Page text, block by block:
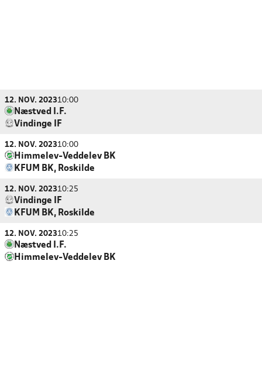
12. NOV. 202310:00
Næstved I.F.
Vindinge IF
12. NOV. 202310:00
Himmelev-Veddelev BK
KFUM BK, Roskilde
12. NOV. 202310:25
Vindinge IF
KFUM BK, Roskilde
12. NOV. 202310:25
Næstved I.F.
Himmelev-Veddelev BK